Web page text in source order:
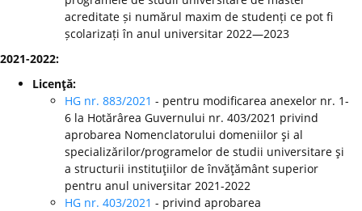
acreditate și numărul maxim de studenți ce pot fi
școlarizați în anul universitar 2022—2023
2021-2022:
Licenţă:
HG nr. 883/2021 - pentru modificarea anexelor nr. 1-
6 la Hotărârea Guvernului nr. 403/2021 privind
aprobarea Nomenclatorului domeniilor şi al
specializărilor/programelor de studii universitare şi
a structurii instituţiilor de învăţământ superior
pentru anul universitar 2021-2022
HG nr. 403/2021 - privind aprobarea